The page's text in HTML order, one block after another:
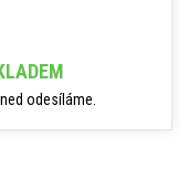
odesíláme.